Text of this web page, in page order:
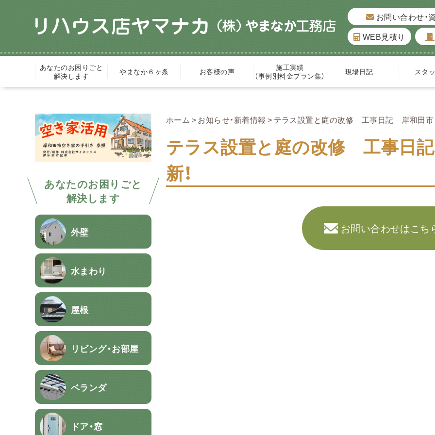
お問い合わせ・
WEB見積り
あなたのお困りごと
解決します
やまなか６ヶ条 お客様の声
施工実績
（事例別料金プラン集）
現場日記 スタ
あなたのお困りごと
解決します
外壁
水まわり
屋根
リビング・お部屋
ベランダ
ドア・窓
ホーム お知らせ・新着情報 テラス設置と庭の改修 工事日記 岸和田市
テラス設置と庭の改修 工事日
新！
お問い合わせはこち